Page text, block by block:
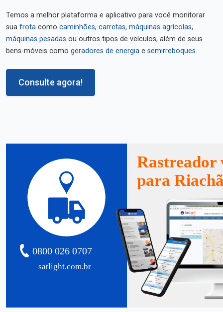
Temos a melhor plataforma e aplicativo para você monitorar
sua frota como caminhões, carretas, máquinas agrícolas,
máquinas pesadas ou outros tipos de veículos, além de seus
bens-móveis como geradores de energia e semirreboques.
Consulte agora!
satlight.com.br
0800 026 0707
Rastreador
para